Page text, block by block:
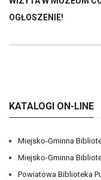
OGŁOSZENIE!
KATALOGI ON-LINE
Miejsko-Gminna
Miejsko-Gminna
Powiatowa Biblioteka